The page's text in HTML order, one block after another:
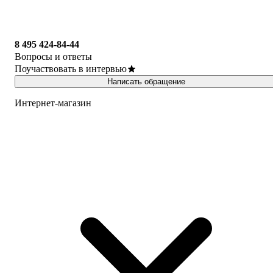
8 495 424-84-44
Вопросы и ответы
Поучаствовать в интервью
Написать обращение
Интернет-магазин